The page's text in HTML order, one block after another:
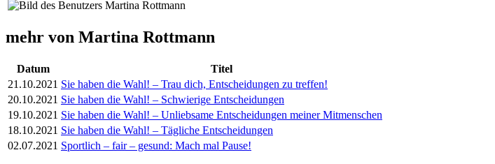
mehr von Martina Rottmann
Datum
Titel
21.10.2021 Sie haben die Wahl! – Trau dich, Entscheidungen zu treffen!
20.10.2021 Sie haben die Wahl! – Schwierige Entscheidungen
19.10.2021 Sie haben die Wahl! – Unliebsame Entscheidungen meiner Mitmenschen
18.10.2021 Sie haben die Wahl! – Tägliche Entscheidungen
02.07.2021 Sportlich – fair – gesund: Mach mal Pause!